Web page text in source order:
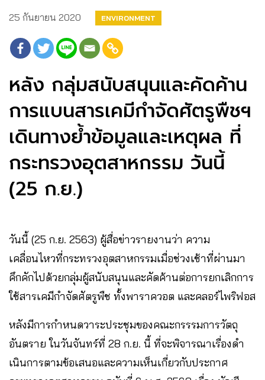
25 กันยายน 2020 ENVIRONMENT
หลัง กลุ่มสนับสนุนและคัดค้าน
การแบนสารเคมีกำจัดศัตรูพืชฯ
เดินทางย้ำข้อมูลและเหตุผล ที่
กระทรวงอุตสาหกรรม วันนี้
(25 ก.ย.)
วันนี้ (25 ก.ย. 2563) ผู้สื่อข่าวรายงานว่า ความ
เคลื่อนไหวที่กระทรวงอุตสาหกรรมเมื่อช่วงเช้าที่ผ่านมา
คึกคักไปด้วยกลุ่มผู้สนับสนุนและคัดค้านต่อการยกเลิกการ
ใช้สารเคมีกำจัดศัตรูพืช ทั้งพาราควอต และคลอร์ไพริฟอส
หลังมีการกำหนดวาระประชุมของคณะกรรรมการวัตถุ
อันตราย ในวันจันทร์ที่ 28 ก.ย. นี้ ที่จะพิจารณาเรื่องดํา
เนินการตามข้อเสนอและความเห็นเกี่ยวกับประกาศ